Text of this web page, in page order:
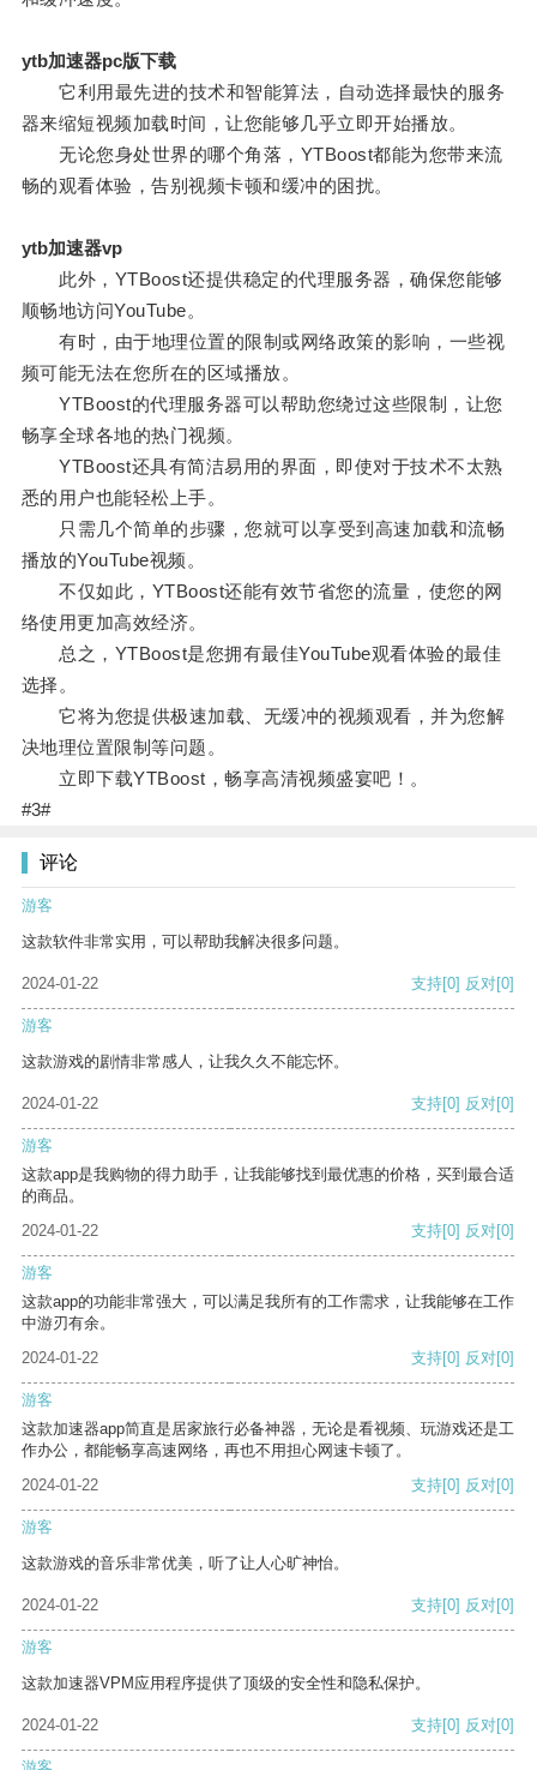
ytb加速器pc版下载
它利用最先进的技术和智能算法，自动选择最快的服务
器来缩短视频加载时间，让您能够几乎立即开始播放。
无论您身处世界的哪个角落，YTBoost都能为您带来流
畅的观看体验，告别视频卡顿和缓冲的困扰。
ytb加速器vp
此外，YTBoost还提供稳定的代理服务器，确保您能够
顺畅地访问YouTube。
有时，由于地理位置的限制或网络政策的影响，一些视
频可能无法在您所在的区域播放。
YTBoost的代理服务器可以帮助您绕过这些限制，让您
畅享全球各地的热门视频。
YTBoost还具有简洁易用的界面，即使对于技术不太熟
悉的用户也能轻松上手。
只需几个简单的步骤，您就可以享受到高速加载和流畅
播放的YouTube视频。
不仅如此，YTBoost还能有效节省您的流量，使您的网
络使用更加高效经济。
总之，YTBoost是您拥有最佳YouTube观看体验的最佳
选择。
它将为您提供极速加载、无缓冲的视频观看，并为您解
决地理位置限制等问题。
立即下载YTBoost，畅享高清视频盛宴吧！。
#3#
评论
游客
这款软件非常实用，可以帮助我解决很多问题。
2024-01-22 支持[0] 反对[0]
游客
这款游戏的剧情非常感人，让我久久不能忘怀。
2024-01-22 支持[0] 反对[0]
游客
这款app是我购物的得力助手，让我能够找到最优惠的价格，买到最合适
的商品。
2024-01-22
支持[0] 反对[0]
游客
这款app的功能非常强大，可以满足我所有的工作需求，让我能够在工作
中游刃有余。
2024-01-22
支持[0] 反对[0]
游客
这款加速器app简直是居家旅行必备神器，无论是看视频、玩游戏还是工
作办公，都能畅享高速网络，再也不用担心网速卡顿了。
2024-01-22
支持[0] 反对[0]
游客
这款游戏的音乐非常优美，听了让人心旷神怡。
2024-01-22 支持[0] 反对[0]
游客
这款加速器VPM应用程序提供了顶级的安全性和隐私保护。
2024-01-22 支持[0] 反对[0]